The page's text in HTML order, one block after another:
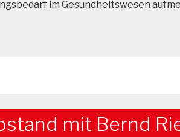
im Gesundheitswesen
mit Bernd